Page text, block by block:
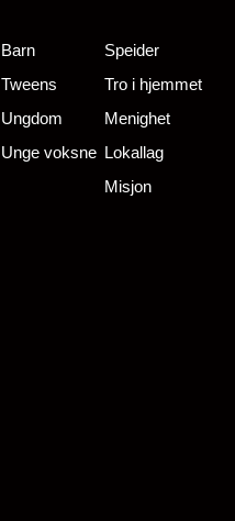
Barn
Tweens
Ungdom
Unge voksne
Speider
Tro i hjemmet
Menighet
Lokallag
Misjon